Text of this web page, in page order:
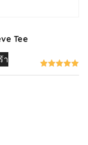
Tee
า